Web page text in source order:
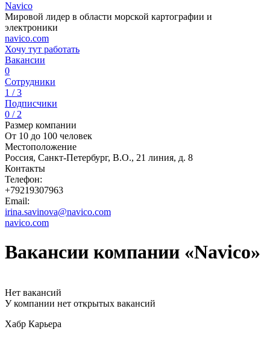
Navico
Мировой лидер в области морской картографии и
электроники
navico.com
Хочу тут работать
Вакансии
0
Сотрудники
1 / 3
Подписчики
0 / 2
Размер компании
От 10 до 100 человек
Местоположение
Россия, Санкт-Петербург, В.О., 21 линия, д. 8
Контакты
Телефон:
+79219307963
Email:
irina.savinova@navico.com
navico.com
Вакансии компании «Navico»
Нет вакансий
У компании нет открытых вакансий
Хабр Карьера